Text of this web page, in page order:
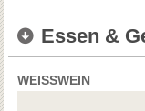
Essen &
WEISSWEIN